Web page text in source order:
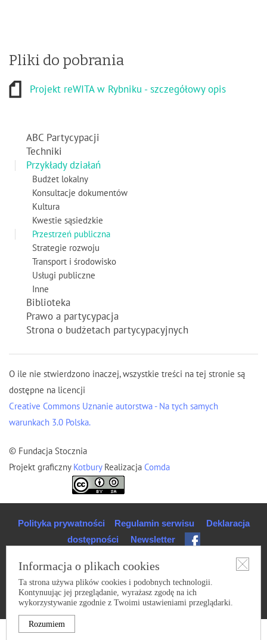
Pliki do pobrania
Projekt reWITA w Rybniku - szczegółowy opis
ABC Partycypacji
Techniki
Przykłady działań
Budżet lokalny
Konsultacje dokumentów
Kultura
Kwestie sąsiedzkie
Przestrzeń publiczna
Strategie rozwoju
Transport i środowisko
Usługi publiczne
Inne
Biblioteka
Prawo a partycypacja
Strona o budżetach partycypacyjnych
O ile nie stwierdzono inaczej, wszystkie treści na tej stronie są
dostępne na licencji
Creative Commons Uznanie autorstwa - Na tych samych
warunkach 3.0 Polska.
© Fundacja Stocznia
Projekt graficzny Kotbury Realizacja Comda
Informacja o plikach cookies
Ta strona używa plików cookies i podobnych technologii.
Kontynuując jej przeglądanie, wyrażasz zgodę na ich
wykorzystywanie zgodnie z Twoimi ustawieniami przeglądarki.
Rozumiem
Polityka prywatności Regulamin serwisu
Deklaracja
dostępności
Newsletter